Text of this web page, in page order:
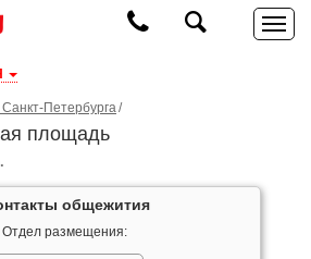
Петербурга
площадь
общежития
Отдел размещения: